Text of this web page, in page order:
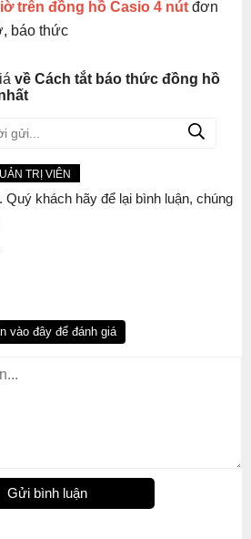
trên đồng hồ Casio 4 nút đơn
báo thức
về Cách tắt báo thức đồng hồ
TRỊ VIÊN
Quý khách hãy để lại bình luận, chúng
vào đây để đánh giá
Gửi bình luận